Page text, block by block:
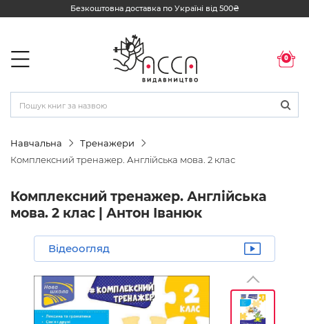
Безкоштовна доставка по Україні від 500₴
0
Навчальна
Тренажери
Комплексний тренажер. Англійська мова. 2 клас
Комплексний тренажер. Англійська
мова. 2 клас | Антон Іванюк
Відеоогляд